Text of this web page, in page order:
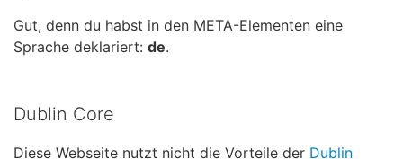
Gut, denn du habst in den META-Elementen eine
Sprache deklariert: de.
Dublin Core
Diese Webseite nutzt nicht die Vorteile der Dublin